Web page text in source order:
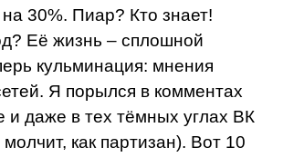
на 30%. Пиар? Кто знает!
Её жизнь – сплошной
кульминация: мнения
Я порылся в комментах
и даже в тех тёмных углах ВК
как партизан). Вот 10